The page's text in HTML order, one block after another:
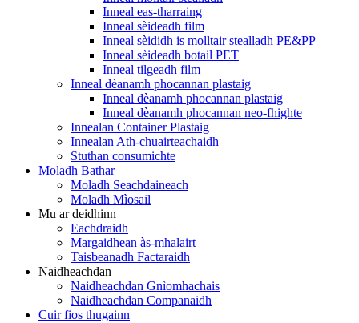
Inneal eas-tharraing
Inneal sèideadh film
Inneal sèididh is molltair stealladh PE&PP
Inneal sèideadh botail PET
Inneal tilgeadh film
Inneal dèanamh phocannan plastaig
Inneal dèanamh phocannan plastaig
Inneal dèanamh phocannan neo-fhighte
Innealan Container Plastaig
Innealan Ath-chuairteachaidh
Stuthan consumichte
Moladh Bathar
Moladh Seachdaineach
Moladh Mìosail
Mu ar deidhinn
Eachdraidh
Margaidhean às-mhalairt
Taisbeanadh Factaraidh
Naidheachdan
Naidheachdan Gnìomhachais
Naidheachdan Companaidh
Cuir fios thugainn